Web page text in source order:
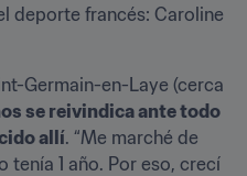
deporte francés: Caroline
Germain-en-Laye (cerca
se reivindica ante todo
allí. “Me marché de
tenía 1 año. Por eso, crecí